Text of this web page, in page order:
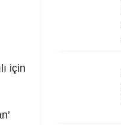
için